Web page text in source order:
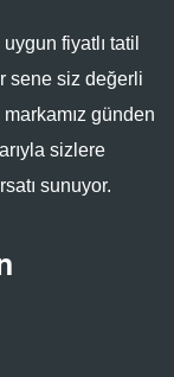
fiyatlı tatil
sene siz değerli
günden
sizlere
sunuyor.